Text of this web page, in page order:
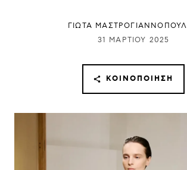
ΓΙΩΤΑ
31 ΜΑΡΤΊΟΥ 2025
ΚΟΙΝΟΠΟΊΗΣΗ